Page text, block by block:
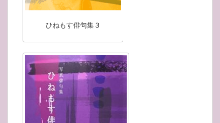
ひねもす俳句集３